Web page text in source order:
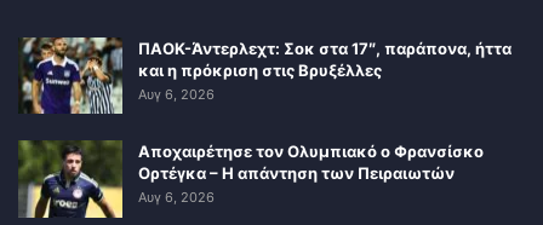
ΠΑΟΚ-Άντερλεχτ: Σοκ στα 17″, παράπονα, ήττα
και η πρόκριση στις Βρυξέλλες
Αυγ 6, 2026
Αποχαιρέτησε τον Ολυμπιακό ο Φρανσίσκο
Ορτέγκα – Η απάντηση των Πειραιωτών
Αυγ 6, 2026